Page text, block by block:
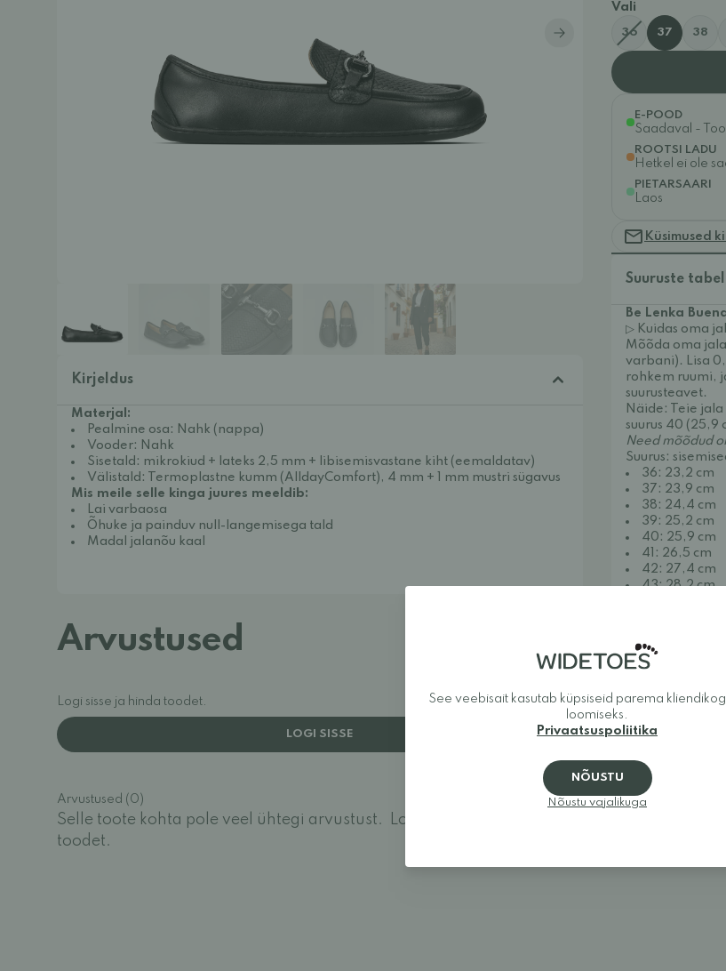
Kirjeldus
Materjal:
Pealmine osa: Nahk (nappa)
Vooder: Nahk
Sisetald: mikrokiud + lateks 2,5 mm + libisemisvastane kiht (eemaldatav)
Välistald: Termoplastne kumm (AlldayComfort), 4 mm + 1 mm mustri sügavus
Mis meile selle kinga juures meeldib:
Lai varbaosa
Õhuke ja painduv null-langemisega tald
Madal jalanõu kaal
Arvustused
Logi sisse ja hinda toodet.
LOGI SISSE
Arvustused (0)
Selle toote kohta pole veel ühtegi arvustust.
Logi sisse ja hinda
toodet.
Vali
36 37 38
E-POOD
Saadaval -
ROOTSI LADU
Hetkel ei ole
PIETARSAARI
Laos
Küsimused
Suuruste tabel
Be Lenka
▷ Kuidas oma
Mõõda oma
varbani). Lisa
rohkem ruumi,
suurusteavet.
Näide: Teie
suurus 40 (25,9
Need mõõdud
Suurus:
36: 23,2 cm
37: 23,9 cm
38: 24,4 cm
39: 25,2 cm
40: 25,9 cm
41: 26,5 cm
42: 27,4 cm
43: 28,2 cm
See veebisait kasutab küpsiseid parema
loomiseks.
Privaatsuspoliitika
NÕUSTU
Nõustu vajalikuga